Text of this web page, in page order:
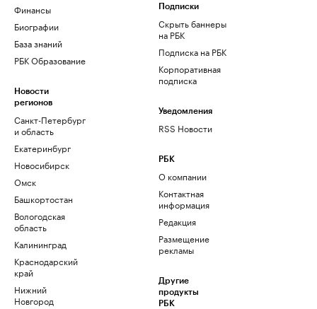
Финансы
Биографии
База знаний
РБК Образование
Новости
регионов
Санкт-Петербург
и область
Екатеринбург
Новосибирск
Омск
Башкортостан
Вологодская
область
Калининград
Краснодарский
край
Нижний
Новгород
Подписки
Скрыть баннеры
на РБК
Подписка на РБК
Корпоративная
подписка
Уведомления
RSS Новости
РБК
О компании
Контактная
информация
Редакция
Размещение
рекламы
Другие
продукты
РБК